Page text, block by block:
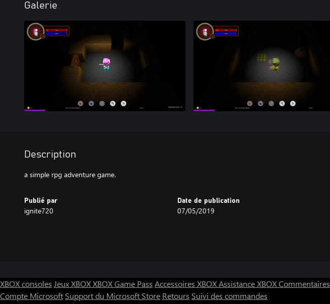
Galerie
Description
a simple rpg adventure game.
Publié par
ignite720
Date de publication
07/05/2019
XBOX consoles Jeux XBOXXBOX Game Pass Accessoires XBOXAssistance XBOXCommentaires
Compte Microsoft Support du Microsoft Store Retours Suivi des commandes